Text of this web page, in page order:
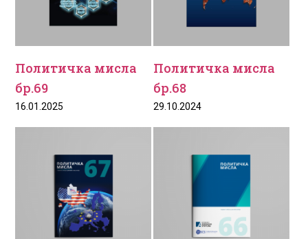
Политичка мисла
бр.69
16.01.2025
Политичка мисла
бр.68
29.10.2024